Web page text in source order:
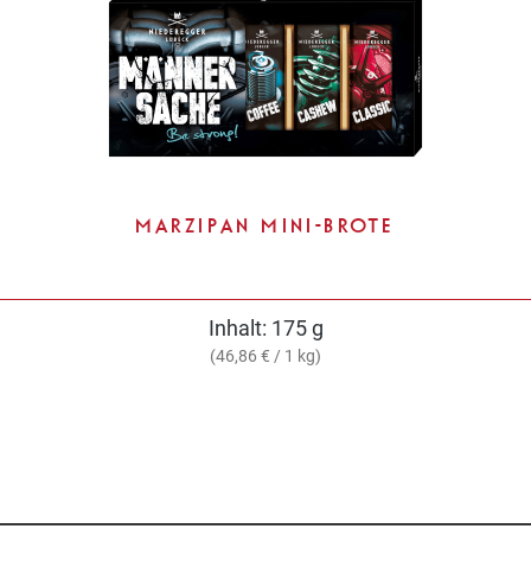
MARZIPAN MINI-BROTE
Inhalt: 175 g
(46,86 € / 1 kg)